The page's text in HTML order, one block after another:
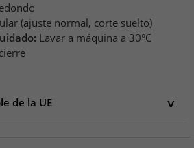
(ajuste normal, corte suelto)
Lavar a máquina a 30°C
de la UE